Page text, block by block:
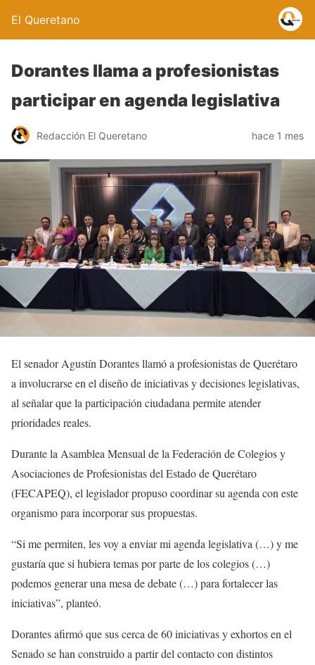
El Queretano
Dorantes llama a profesionistas
participar en agenda legislativa
Redacción El Queretano hace 1 mes
El senador Agustín Dorantes llamó a profesionistas de Querétaro
a involucrarse en el diseño de iniciativas y decisiones legislativas,
al señalar que la participación ciudadana permite atender
prioridades reales.
Durante la Asamblea Mensual de la Federación de Colegios y
Asociaciones de Profesionistas del Estado de Querétaro
(FECAPEQ), el legislador propuso coordinar su agenda con este
organismo para incorporar sus propuestas.
“Si me permiten, les voy a enviar mi agenda legislativa (…) y me
gustaría que si hubiera temas por parte de los colegios (…)
podemos generar una mesa de debate (…) para fortalecer las
iniciativas”, planteó.
Dorantes afirmó que sus cerca de 60 iniciativas y exhortos en el
Senado se han construido a partir del contacto con distintos